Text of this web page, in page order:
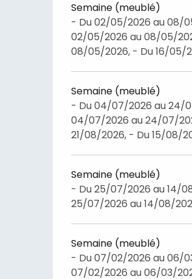
Semaine (meublé)
- Du 02/05/2026 au 08/
02/05/2026 au 08/05/
08/05/2026, - Du 16/05/
Semaine (meublé)
- Du 04/07/2026 au 24/
04/07/2026 au 24/07/
21/08/2026, - Du 15/08/
Semaine (meublé)
- Du 25/07/2026 au 14/
25/07/2026 au 14/08/
Semaine (meublé)
- Du 07/02/2026 au 06/
07/02/2026 au 06/03/